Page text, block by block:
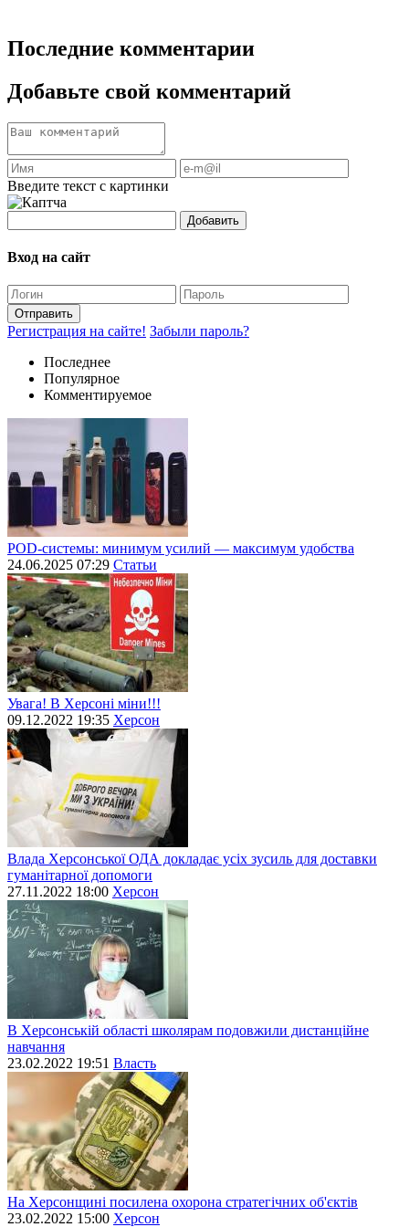
Последние комментарии
Добавьте свой комментарий
Введите текст с картинки
Добавить
Вход на сайт
Отправить
Регистрация на сайте! Забыли пароль?
Последнее
Популярное
Комментируемое
POD-системы: минимум усилий — максимум удобства
24.06.2025 07:29 Статьи
Увага! В Херсоні міни!!!
09.12.2022 19:35 Херсон
Влада Херсонської ОДА докладає усіх зусиль для доставки
гуманітарної допомоги
27.11.2022 18:00 Херсон
В Херсонській області школярам подовжили дистанційне
навчання
23.02.2022 19:51 Власть
На Херсонщині посилена охорона стратегічних об'єктів
23.02.2022 15:00 Херсон